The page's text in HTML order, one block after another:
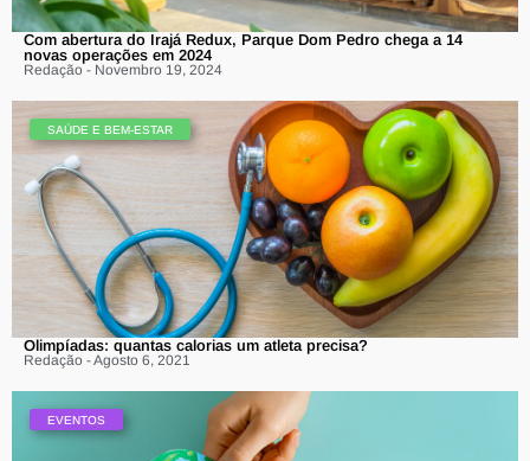
Com abertura do Irajá Redux, Parque Dom Pedro chega a 14
novas operações em 2024
Redação - Novembro 19, 2024
SAÚDE E BEM-ESTAR
Olimpíadas: quantas calorias um atleta precisa?
Redação - Agosto 6, 2021
EVENTOS